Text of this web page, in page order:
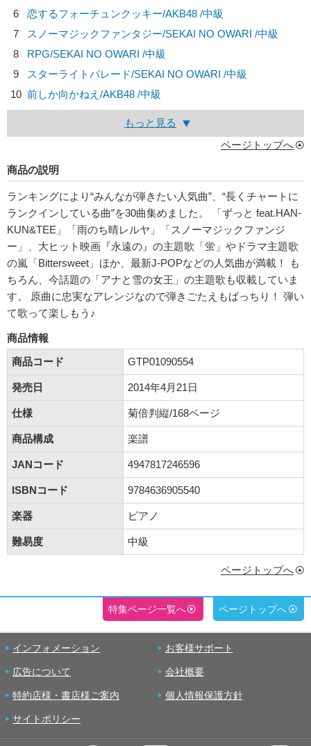
6
恋するフォーチュンクッキー/AKB48 /中級
7
スノーマジックファンタジー/SEKAI NO OWARI /中級
8
RPG/SEKAI NO OWARI /中級
9
スターライトパレード/SEKAI NO OWARI /中級
10 前しか向かねえ/AKB48 /中級
もっと見る
ページトップへ
商品の説明
ランキングにより“みんなが弾きたい人気曲”、“長くチャートに
ランクインしている曲”を30曲集めました。 「ずっと feat.HAN-
KUN&TEE」「雨のち晴レルヤ」「スノーマジックファンジ
ー」、大ヒット映画『永遠の』の主題歌「蛍」やドラマ主題歌
の嵐「Bittersweet」ほか、最新J-POPなどの人気曲が満載！ も
ちろん、今話題の「アナと雪の女王」の主題歌も収載していま
す。 原曲に忠実なアレンジなので弾きごたえもばっちり！ 弾い
て歌って楽しもう♪
商品情報
商品コード
GTP01090554
発売日 2014年4月21日
仕様 菊倍判縦/168ページ
商品構成 楽譜
JANコード 4947817246596
ISBNコード 9784636905540
楽器 ピアノ
難易度 中級
ページトップへ
特集ページ一覧へ ページトップへ
インフォメーション お客様サポート
広告について 会社概要
特約店様・書店様ご案内 個人情報保護方針
サイトポリシー